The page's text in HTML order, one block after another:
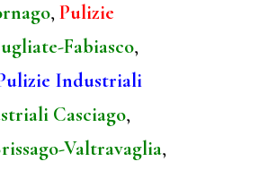
, Pulizie
Fabiasco,
Industriali
Casciago,
Valtravaglia,